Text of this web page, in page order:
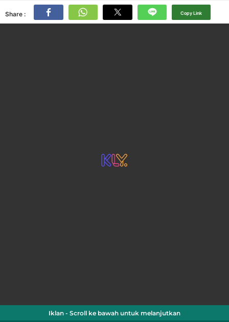
Share : Copy Link
Iklan - Scroll ke bawah untuk melanjutkan